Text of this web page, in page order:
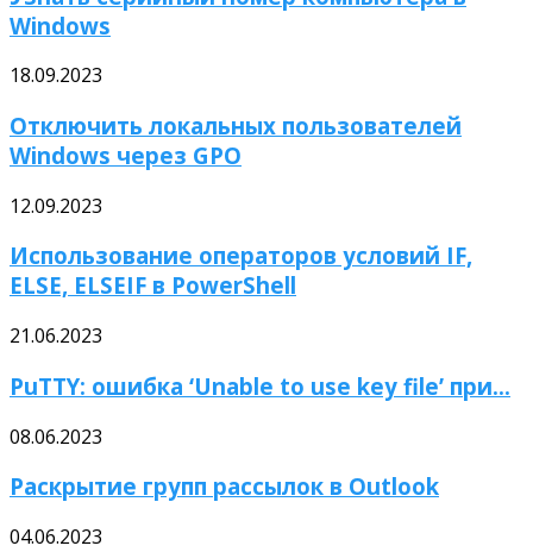
Windows
18.09.2023
Отключить локальных пользователей
Windows через GPO
12.09.2023
Использование операторов условий IF,
ELSE, ELSEIF в PowerShell
21.06.2023
PuTTY: ошибка ‘Unable to use key file’ при...
08.06.2023
Раскрытие групп рассылок в Outlook
04.06.2023